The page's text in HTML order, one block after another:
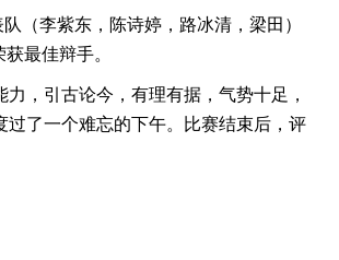
（李紫东，陈诗婷，路冰清，梁田）
最佳辩手。
，引古论今，有理有据，气势十足，
了一个难忘的下午。比赛结束后，评